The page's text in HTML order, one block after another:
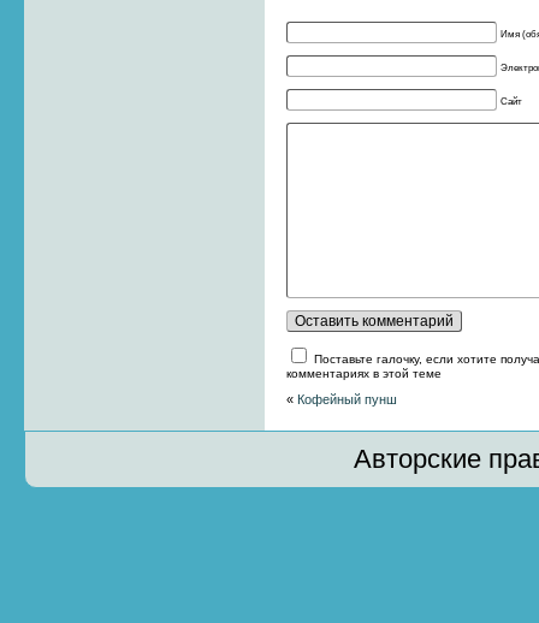
Имя
Сайт
Поставьте галочку, если хотите
комментариях в этой теме
« Кофейный пунш
Авторские